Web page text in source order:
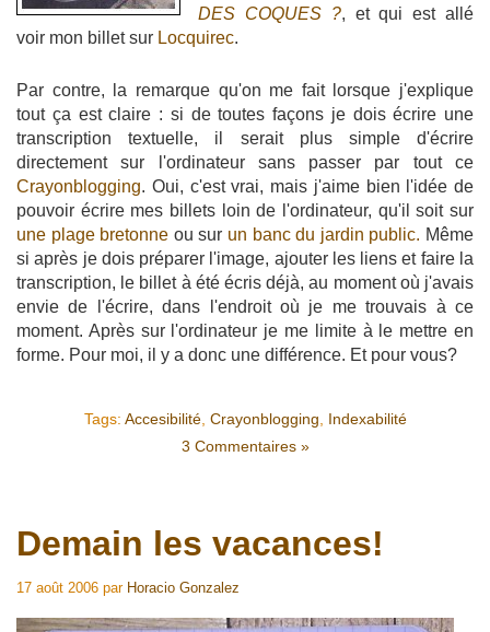
DES COQUES ?, et qui est allé
voir mon billet sur Locquirec.
Par contre, la remarque qu'on me fait lorsque j'explique
tout ça est claire : si de toutes façons je dois écrire une
transcription textuelle, il serait plus simple d'écrire
directement sur l'ordinateur sans passer par tout ce
Crayonblogging. Oui, c'est vrai, mais j'aime bien l'idée de
pouvoir écrire mes billets loin de l'ordinateur, qu'il soit sur
une plage bretonne ou sur un banc du jardin public. Même
si après je dois préparer l'image, ajouter les liens et faire la
transcription, le billet à été écris déjà, au moment où j'avais
envie de l'écrire, dans l'endroit où je me trouvais à ce
moment. Après sur l'ordinateur je me limite à le mettre en
forme. Pour moi, il y a donc une différence. Et pour vous?
Tags: Accesibilité, Crayonblogging
Indexabilité
3 Commentaires »
Demain les vacances!
17 août 2006 par Horacio Gonzalez